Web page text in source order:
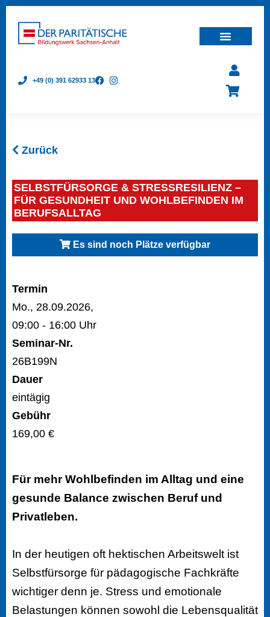
+49 (0) 391 62933 13
Zurück
SELBSTFÜRSORGE & STRESSRESILIENZ –
FÜR GESUNDHEIT UND WOHLBEFINDEN IM
BERUFSALLTAG
Es sind noch Plätze verfügbar
Termin
Mo., 28.09.2026,
09:00 - 16:00 Uhr
Seminar-Nr.
26B199N
Dauer
eintägig
Gebühr
169,00 €
Für mehr Wohlbefinden im Alltag und eine
gesunde Balance zwischen Beruf und
Privatleben.
In der heutigen oft hektischen Arbeitswelt ist
Selbstfürsorge für pädagogische Fachkräfte
wichtiger denn je. Stress und emotionale
Belastungen können sowohl die Lebensqualität